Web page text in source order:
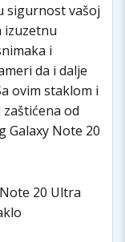
sigurnost vašoj
izuzetnu
i
da i dalje
ovim staklom i
od
Galaxy Note 20
20 Ultra